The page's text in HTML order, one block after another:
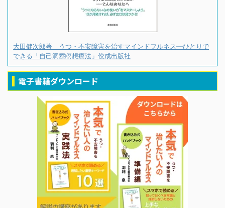
大田健次郎著 うつ・不安障害を治すマインドフルネス―ひとりで
できる「自己洞察瞑想療法」佼成出版社
電子書籍ダウンロード